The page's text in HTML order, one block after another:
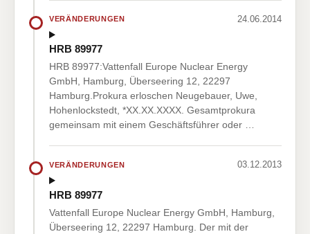
VERÄNDERUNGEN 24.06.2014
HRB 89977
HRB 89977:Vattenfall Europe Nuclear Energy
GmbH, Hamburg, Überseering 12, 22297
Hamburg.Prokura erloschen Neugebauer, Uwe,
Hohenlockstedt, *XX.XX.XXXX. Gesamtprokura
gemeinsam mit einem Geschäftsführer oder …
VERÄNDERUNGEN 03.12.2013
HRB 89977
Vattenfall Europe Nuclear Energy GmbH, Hamburg,
Überseering 12, 22297 Hamburg. Der mit der